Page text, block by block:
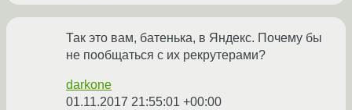
Так это вам, батенька, в Яндекс. Почему бы
не пообщаться с их рекрутерами?
darkone
01.11.2017 21:55:01 +00:00